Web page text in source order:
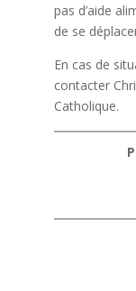
pas d’aide
de se
En cas de
contacter
Catholique.